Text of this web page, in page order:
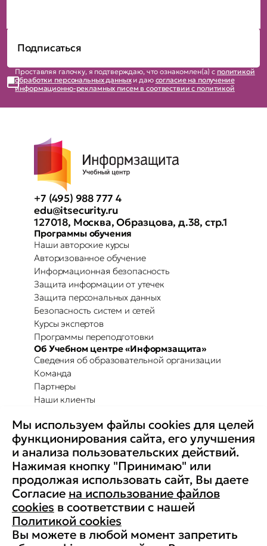
Проставляя галочку, я подтверждаю, что ознакомлен(а) с политикой
обработки персональных данныхи даю согласие на получение
информационно-рекламных писем в соотвествии с политикой
+7 (495) 988 777 4
edu@itsecurity.ru
127018, Москва, Образцова, д.38, стр.1
Программы обучения
Наши авторские курсы
Авторизованное обучение
Информационная безопасность
Защита информации от утечек
Защита персональных данных
Безопасность систем и сетей
Курсы экспертов
Программы переподготовки
Об Учебном центре «Информзащита»
Сведения об образовательной организации
Команда
Партнеры
Наши клиенты
Повышение осведомленности
Партнерство с Secure-T
Преимущества для бизнеса
Комплексные программы
Контакты
Медиа
Вакансии
Реквизиты
Старая версия сайта
Мы используем файлы cookies для целей
функционирования сайта, его улучшения
и анализа пользовательских действий.
Нажимая кнопку "Принимаю" или
продолжая использовать сайт, Вы даете
Согласие на использование файлов
cookies в соответствии с нашей
Политикой cookies
Вы можете в любой момент запретить